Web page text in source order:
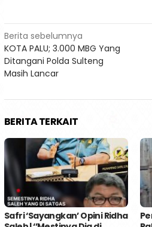
Navigasi
pos
Berita sebelumnya
KOTA PALU; 3.000 MBG Yang
Ditangani Polda Sulteng
Masih Lancar
BERITA TERKAIT
Safri ‘Sayangkan’ Opini Ridha